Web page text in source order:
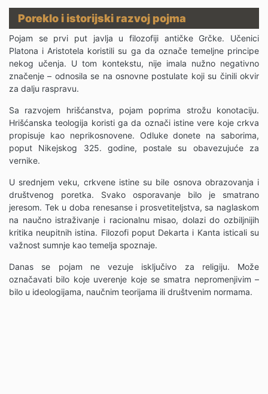
Poreklo i istorijski razvoj pojma
Pojam se prvi put javlja u filozofiji antičke Grčke. Učenici
Platona i Aristotela koristili su ga da označe temeljne principe
nekog učenja. U tom kontekstu, nije imala nužno negativno
značenje – odnosila se na osnovne postulate koji su činili okvir
za dalju raspravu.
Sa razvojem hrišćanstva, pojam poprima strožu konotaciju.
Hrišćanska teologija koristi ga da označi istine vere koje crkva
propisuje kao neprikosnovene. Odluke donete na saborima,
poput Nikejskog 325. godine, postale su obavezujuće za
vernike.
U srednjem veku, crkvene istine su bile osnova obrazovanja i
društvenog poretka. Svako osporavanje bilo je smatrano
jeresom. Tek u doba renesanse i prosvetiteljstva, sa naglaskom
na naučno istraživanje i racionalnu misao, dolazi do ozbiljnijih
kritika neupitnih istina. Filozofi poput Dekarta i Kanta isticali su
važnost sumnje kao temelja spoznaje.
Danas se pojam ne vezuje isključivo za religiju. Može
označavati bilo koje uverenje koje se smatra nepromenjivim –
bilo u ideologijama, naučnim teorijama ili društvenim normama.